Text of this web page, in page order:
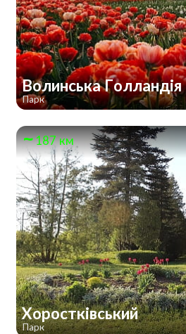
Волинська Голландія
Парк
187 км
Хоростківський
Парк